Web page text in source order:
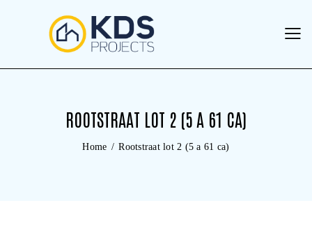
ROOTSTRAAT LOT 2 (5 A 61 CA)
Home Rootstraat lot 2 (5 a 61 ca)